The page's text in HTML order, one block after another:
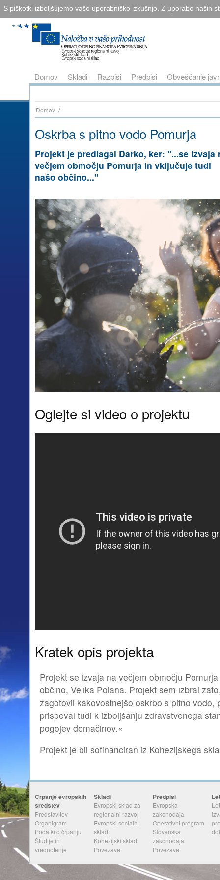
S piškotki izboljšujemo vašo uporabniško izkušnjo. Z uporabo naših
Domov Skladi Razpisi Predpisi Obveščanje
Domov /
Oskrba s pitno vodo Pomurja
Projekt je predlagal Darko, ker: "...se izvaja
večjem območju Pomurja in vključuje tudi
našo občino..."
Oglejte si video o projektu
Kratek opis projekta
Projekt se izvaja na večjem območju
občino, Velika Polana. Projekt sem izbral
zagotovil kakovostnejšo oskrbo s pitno vodo,
prispeval tudi k izboljšanju zdravstvenega
pogojev domačinov.«
Projekt je bil sofinanciran iz Kohezijskega
Črpanje evropskih
sredstev
Predstavitev
Organigram
Podatki o črpanju
Študije in
vrednotenje
Skladi
Evropski sklad za
regionalni razvoj
Evropski socialni
sklad
Kohezijski sklad
Povezave
Predpisi
Evropska
zakonodaja
Operativni program
Slovenska
zakonodaja
Povezave